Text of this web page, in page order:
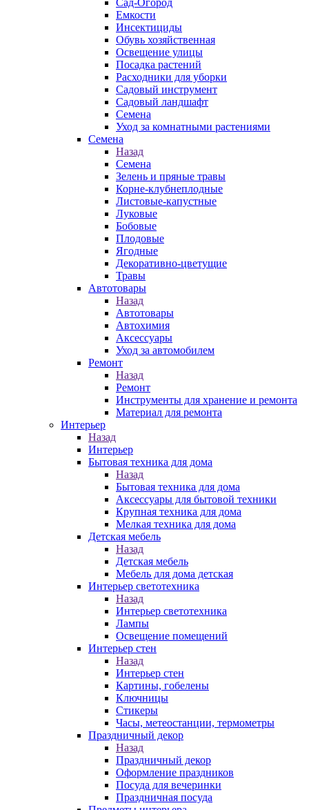
Емкости
Инсектициды
Обувь хозяйственная
Освещение улицы
Посадка растений
Расходники для уборки
Садовый инструмент
Садовый ландшафт
Семена
Уход за комнатными растениями
Семена
Назад
Семена
Зелень и пряные травы
Корне-клубнеплодные
Листовые-капустные
Луковые
Бобовые
Плодовые
Ягодные
Декоративно-цветущие
Травы
Автотовары
Назад
Автотовары
Автохимия
Аксессуары
Уход за автомобилем
Ремонт
Назад
Ремонт
Инструменты для хранение и ремонта
Материал для ремонта
Интерьер
Назад
Интерьер
Бытовая техника для дома
Назад
Бытовая техника для дома
Аксессуары для бытовой техники
Крупная техника для дома
Мелкая техника для дома
Детская мебель
Назад
Детская мебель
Мебель для дома детская
Интерьер светотехника
Назад
Интерьер светотехника
Лампы
Освещение помещений
Интерьер стен
Назад
Интерьер стен
Картины, гобелены
Ключницы
Стикеры
Часы, метеостанции, термометры
Праздничный декор
Назад
Праздничный декор
Оформление праздников
Посуда для вечеринки
Праздничная посуда